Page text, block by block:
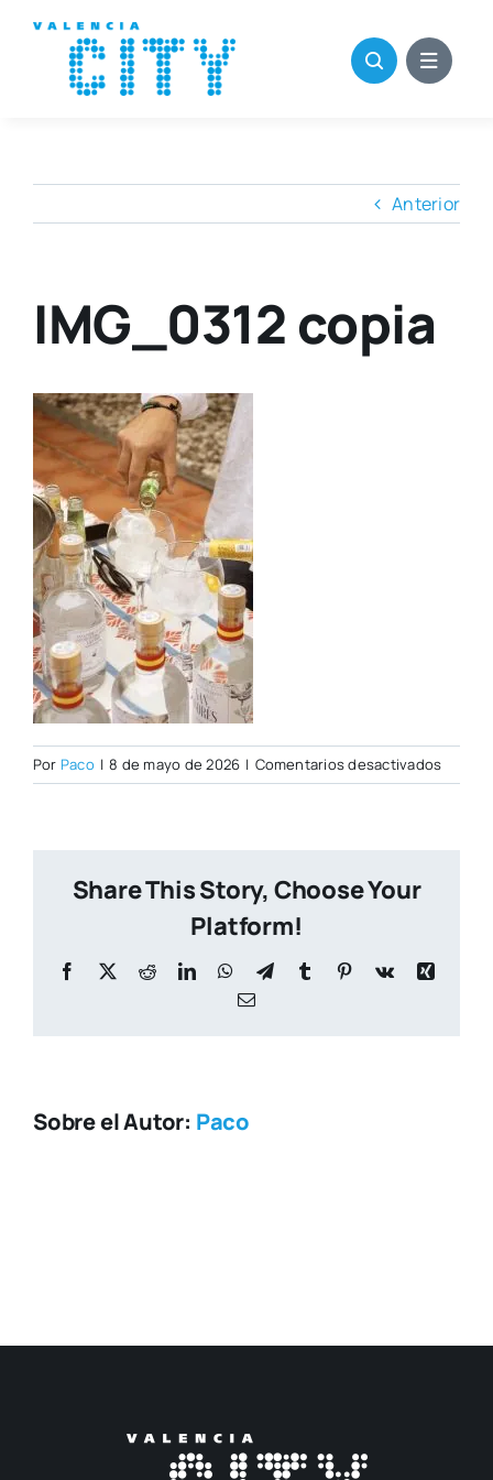
contenido
Anterior
IMG_0312 copia
Por Paco | 8 de mayo de 2026 | Comentarios desactivadosen
Share This Story, Choose Your
Platform!
Facebook
X RedditLinkedInWhatsApp
TelegramTumblr Pinterest
Vk
Xing
Correo
Sobre el Autor: Paco